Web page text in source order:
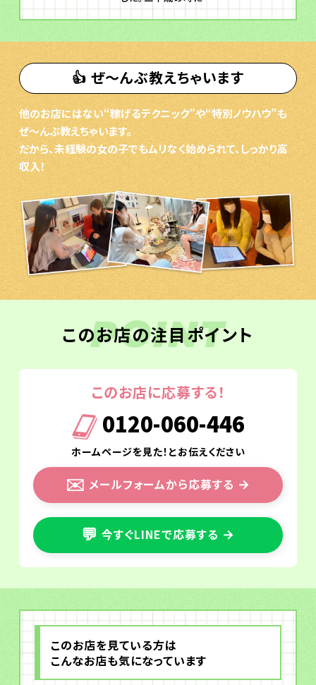
👍 ぜ〜んぶ教えちゃいます
他のお店にはない“稼げるテクニック”や“特別ノウハウ”も
ぜ〜んぶ教えちゃいます。
だから、未経験の女の子でもムリなく始められて、しっかり高
収入！
このお店の注目ポイント
POINT
このお店に応募する！
0120-060-446
ホームページを見た！とお伝えください
✉️ メールフォームから応募する →
💬 今すぐLINEで応募する →
このお店を見ている方は
こんなお店も気になっています